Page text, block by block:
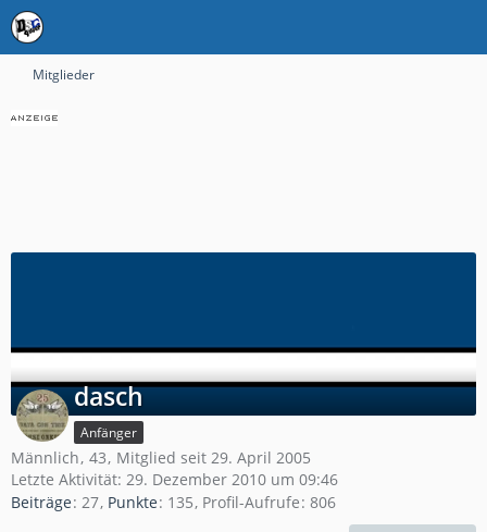
Mitglieder
dasch
Anfänger
Männlich 43 Mitglied seit 29. April 2005
Letzte Aktivität: 29. Dezember 2010 um 09:46
Beiträge 27 Punkte 135 Profil-Aufrufe 806